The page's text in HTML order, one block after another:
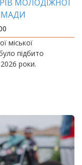
МОЛОДІЖНОЇ
міської
підбито
роки.